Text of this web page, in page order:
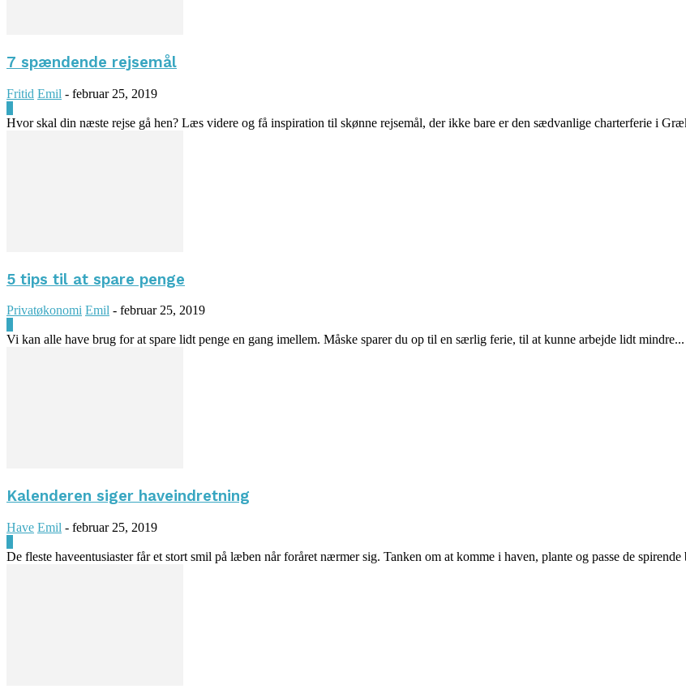
7 spændende rejsemål
Fritid Emil - februar 25, 2019
Hvor skal din næste rejse gå hen? Læs videre og få inspiration til skønne rejsemål, der ikke bare er den sædvanlige charterferie i
5 tips til at spare penge
Privatøkonomi Emil - februar 25, 2019
Vi kan alle have brug for at spare lidt penge en gang imellem. Måske sparer du op til en særlig ferie, til at kunne arbejde lidt mindre...
Kalenderen siger haveindretning
Have Emil - februar 25, 2019
De fleste haveentusiaster får et stort smil på læben når foråret nærmer sig. Tanken om at komme i haven, plante og passe de spirende